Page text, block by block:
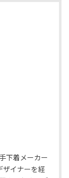
下着メーカー
ザイナーを経